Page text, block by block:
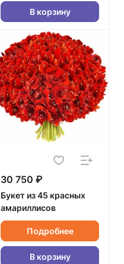
В корзину
30 750 ₽
Букет из 45 красных
амариллисов
Подробнее
В корзину